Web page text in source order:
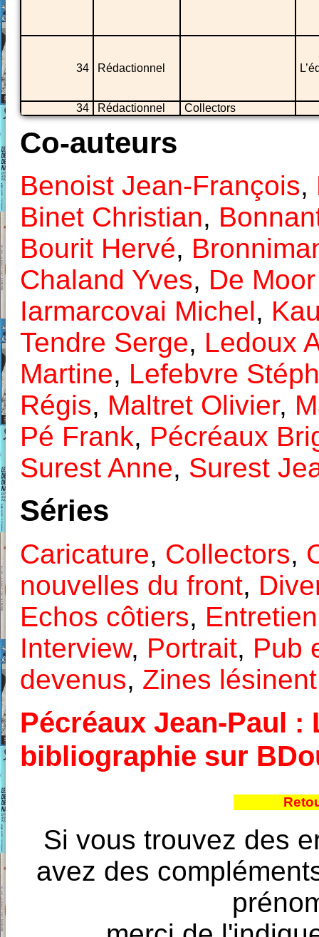
34 Rédactionnel
34 Rédactionnel Collectors
Co-auteurs
Benoist Jean-François,
Binet Christian,
Bourit Hervé,
Chaland Yves, De
Iarmarcovai Michel,
Tendre Serge, Ledoux
Martine, Lefebvre
Régis, Maltret Olivier,
Pé Frank, Pécréaux
Surest Anne, Surest
Séries
Caricature, Collectors,
nouvelles du front,
Echos côtiers, Entretien
Interview, Portrait, Pub
devenus, Zines lésinent
Pécréaux Jean-Paul
bibliographie sur
Si vous trouvez des
avez des